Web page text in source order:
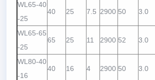
WL65-40
-25
40 25 7.5 2900 50 3.0
WL65-65
-25
65 25 11 2900 52 3.0
WL80-40
-16
40 16 4 2900 50 3.0